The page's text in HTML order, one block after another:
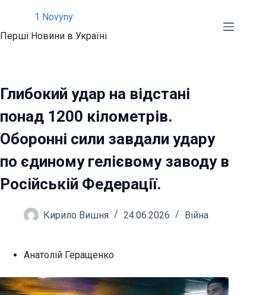
вмісту
1 Novyny
Перші Новини в Україні
Глибокий удар на відстані
понад 1200 кілометрів.
Оборонні сили завдали удару
по єдиному гелієвому заводу в
Російській Федерації.
Кирило Вишня 24.06.2026 Війна
Анатолій Геращенко